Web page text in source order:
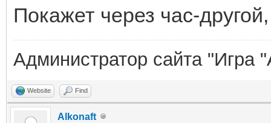
Покажет через час-
Администратор сайта "Игра
Website Find
Alkonaft